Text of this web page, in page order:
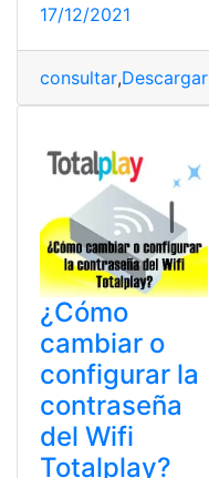
17/12/2021
consultar,Descargar
¿Cómo
cambiar o
configurar la
contraseña
del Wifi
Totalplay?